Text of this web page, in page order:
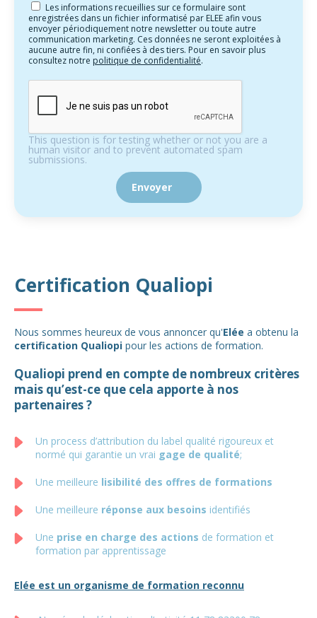
Les informations recueillies sur ce formulaire sont
enregistrées dans un fichier informatisé par ELEE afin vous
envoyer périodiquement notre newsletter ou toute autre
communication marketing. Ces données ne seront exploitées à
aucune autre fin, ni confiées à des tiers. Pour en savoir plus
consultez notre politique de confidentialité.
This question is for testing whether or not you are a
human visitor and to prevent automated spam
submissions.
Certification Qualiopi
Nous sommes heureux de vous annoncer qu'Elée a obtenu la
certification Qualiopi pour les actions de formation.
Qualiopi prend en compte de nombreux critères
mais qu’est-ce que cela apporte à nos
partenaires ?
Un process d’attribution du label qualité rigoureux et
normé qui garantie un vrai gage de qualité;
Une meilleure lisibilité des offres de formations
Une meilleure réponse aux besoins identifiés
Une prise en charge des actions de formation et
formation par apprentissage
Elée est un organisme de formation reconnu